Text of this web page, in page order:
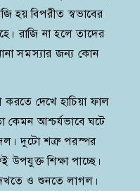
হয় বিপরীত স্বভাবের
রাজি না হলে তাদের
সমস্যার জন্য কোন
দেখে হাচিয়া ফাল
কেমন আশ্চর্যভাবে ঘটে
দুটো শত্রু পরস্পর
শিক্ষা পাচ্ছে।
ও শুনতে লাগল।